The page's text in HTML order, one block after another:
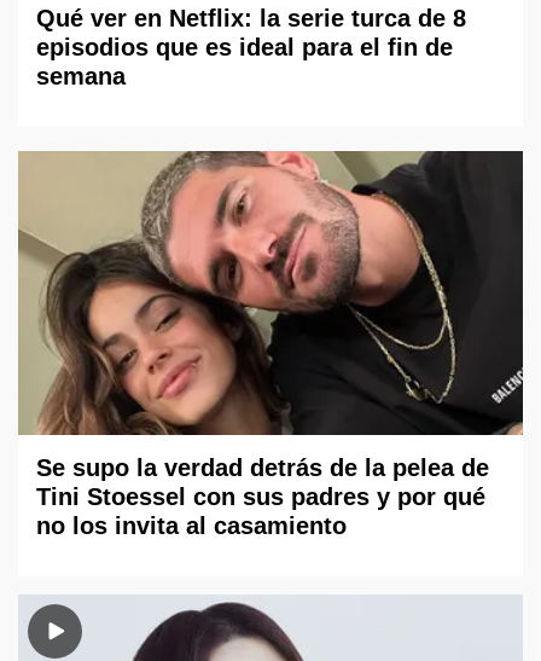
Qué ver en Netflix: la serie turca de 8
episodios que es ideal para el fin de
semana
Se supo la verdad detrás de la pelea de
Tini Stoessel con sus padres y por qué
no los invita al casamiento